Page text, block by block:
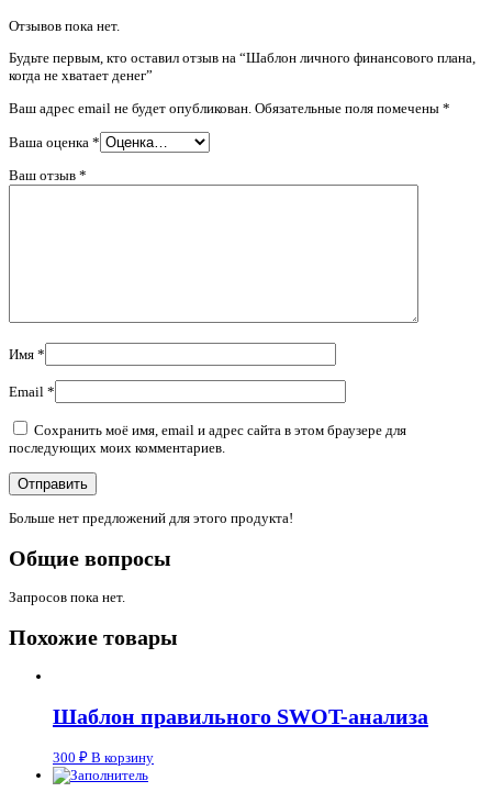
Отзывов пока нет.
Будьте первым, кто оставил отзыв на “Шаблон личного финансового плана,
когда не хватает денег”
Ваш адрес email не будет опубликован. Обязательные поля помечены *
Ваша оценка *
Ваш отзыв *
Имя *
Email *
Сохранить моё имя, email и адрес сайта в этом браузере для
последующих моих комментариев.
Больше нет предложений для этого продукта!
Общие вопросы
Запросов пока нет.
Похожие товары
Шаблон правильного SWOT-анализа
300 ₽ В корзину